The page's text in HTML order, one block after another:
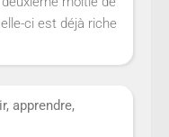
ci est déjà riche
apprendre,